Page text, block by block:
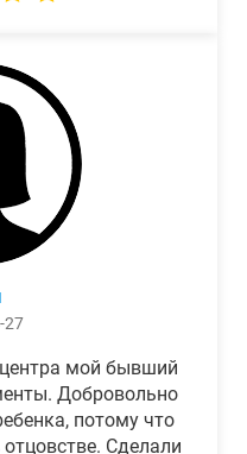
27
мой бывший
Добровольно
потому что
Сделали